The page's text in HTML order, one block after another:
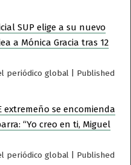
SUP elige a su nuevo
a Mónica Gracia tras 12
periódico global
Published
extremeño se encomienda
“Yo creo en ti, Miguel
periódico global
Published